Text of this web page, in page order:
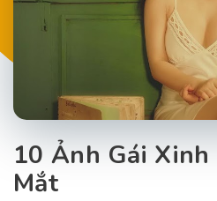
10 Ảnh Gái
Mắt